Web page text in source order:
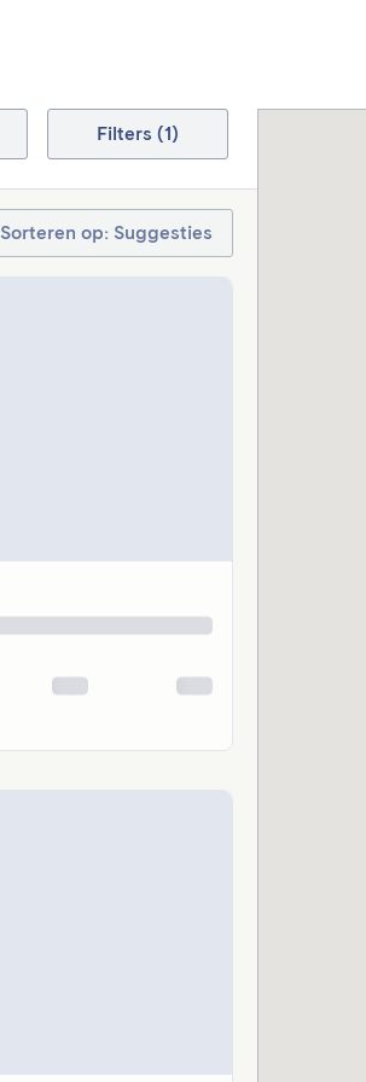
Filters (1)
Sorteren op: Suggesties